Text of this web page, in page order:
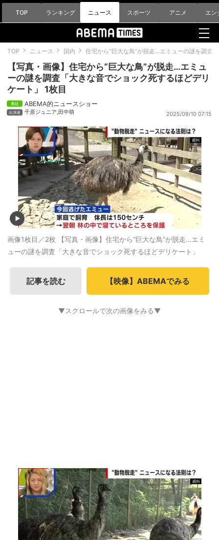
TOP ランキング ニュース スポーツ アニメ エン
TOP ニュース 国内 住宅から“巨大な鳥”が脱走…エミューの謎を調査
【写真・画像】住宅から“巨大な鳥”が脱走…エミュ
ーの謎を調査「大きな音でショック死するほどデリ
ケート」 1枚目
ABEMA的ニュースショー
千原ジュニア,田中萌 2025/09/10 07:15
画像1枚目／2枚 【写真・画像】住宅から“巨大な鳥”が脱走…エミ
ューの謎を調査「大きな音でショック死するほどデリケート」
記事を読む 【映像】ABEMAでみる
▼スクロールで次の画像をみる▼